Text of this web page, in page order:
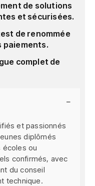
de solutions
et sécurisées.
de renommée
paiements.
complet de
et passionnés
diplômés
écoles ou
confirmés, avec
du conseil
technique.